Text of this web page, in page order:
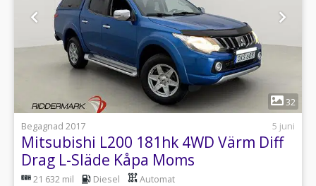
1
32
Begagnad 2017
5 juni
Mitsubishi L200 181hk 4WD Värm Diff
Drag L-Släde Kåpa Moms
21 632 mil Diesel Automat